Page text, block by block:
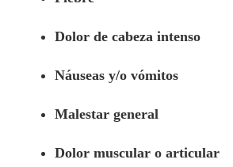
Dolor de cabeza intenso
Náuseas y/o vómitos
Malestar general
Dolor muscular o articular